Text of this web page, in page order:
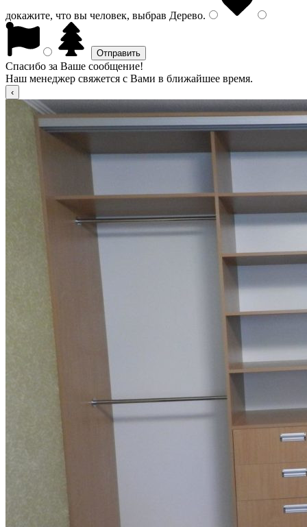
докажите, что вы человек, выбрав Дерево.
Спасибо за Ваше сообщение!
Наш менеджер свяжется с Вами в ближайшее время.